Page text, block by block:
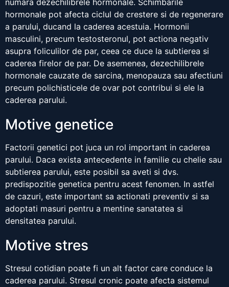
numara dezechilibrele hormonale. Schimbarile
hormonale pot afecta ciclul de crestere si de regenerare
a parului, ducand la caderea acestuia. Hormonii
masculini, precum testosteronul, pot actiona negativ
asupra foliculilor de par, ceea ce duce la subtierea si
caderea firelor de par. De asemenea, dezechilibrele
hormonale cauzate de sarcina, menopauza sau afectiuni
precum polichisticele de ovar pot contribui si ele la
caderea parului.
Motive genetice
Factorii genetici pot juca un rol important in caderea
parului. Daca exista antecedente in familie cu chelie sau
subtierea parului, este posibil sa aveti si dvs.
predispozitie genetica pentru acest fenomen. In astfel
de cazuri, este important sa actionati preventiv si sa
adoptati masuri pentru a mentine sanatatea si
densitatea parului.
Motive stres
Stresul cotidian poate fi un alt factor care conduce la
caderea parului. Stresul cronic poate afecta sistemul